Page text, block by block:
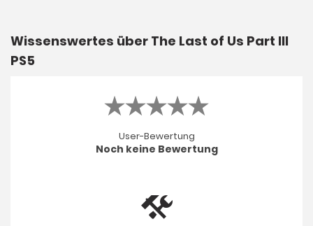
Wissenswertes über The Last of Us Part III
PS5
User-Bewertung
Noch keine Bewertung